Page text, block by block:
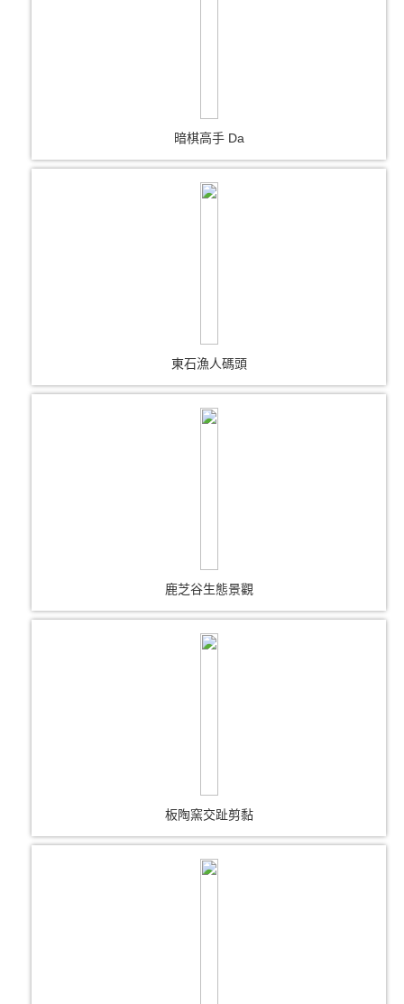
暗棋高手 Da
東石漁人碼頭
鹿芝谷生態景觀
板陶窯交趾剪黏